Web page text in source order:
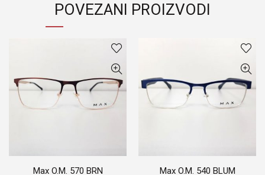
POVEZANI PROIZVODI
Max O.M. 570 BRN Max O.M. 540 BLUM